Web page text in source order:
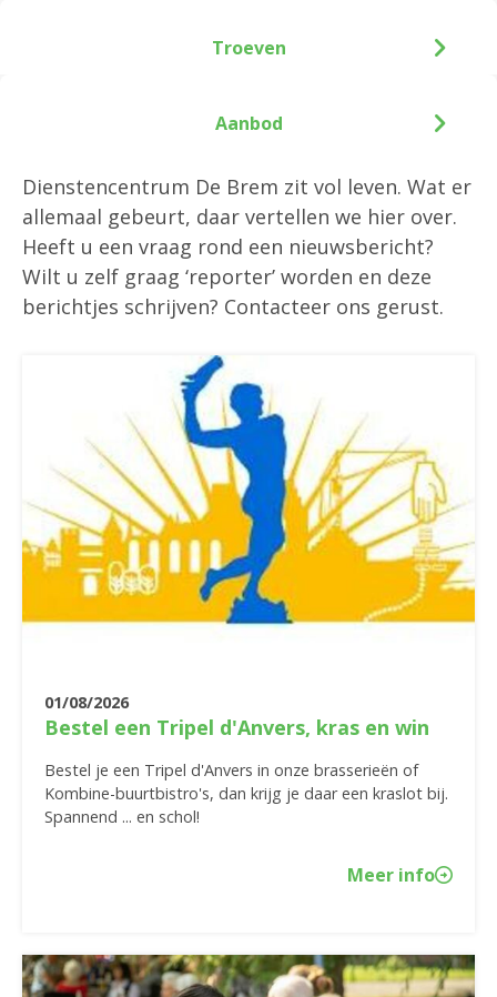
Dienstencentrum De Brem zit vol leven. Wat er
allemaal gebeurt, daar vertellen we hier over.
Heeft u een vraag rond een nieuwsbericht?
Wilt u zelf graag ‘reporter’ worden en deze
berichtjes schrijven? Contacteer ons gerust.
01/08/2026
Bestel een Tripel d'Anvers, kras en win
Bestel je een Tripel d'Anvers in onze brasserieën of
Kombine-buurtbistro's, dan krijg je daar een kraslot bij.
Spannend ... en schol!
Meer info
Troeven
Aanbod